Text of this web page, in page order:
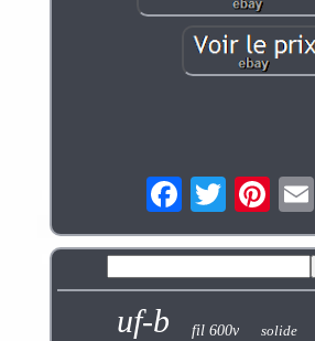
uf-b fil 600v solide